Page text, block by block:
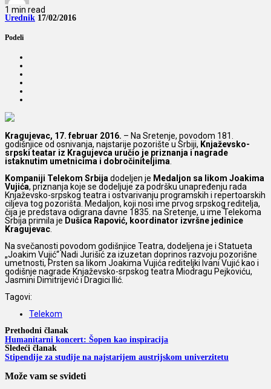
1 min read
Urednik 17/02/2016
Podeli
Kragujevac, 17. februar 2016. – Na Sretenje, povodom 181.
godišnjice od osnivanja, najstarije pozorište u Srbiji, Knjaževsko-
srpski teatar iz Kragujevca uručio je priznanja i nagrade
istaknutim umetnicima i dobročiniteljima
Kompaniji Telekom Srbija dodeljen je Medaljon sa likom Joakima
Vujića, priznanja koje se dodeljuje za podršku unapređenju rada
Knjaževsko-srpskog teatra i ostvarivanju programskih i repertoarskih
ciljeva tog pozorišta. Medaljon, koji nosi ime prvog srpskog reditelja,
čija je predstava odigrana davne 1835. na Sretenje, u ime Telekoma
Srbija primila je Dušica Rapović, koordinator izvršne jedinice
Kragujevac
Na svečanosti povodom godišnjice Teatra, dodeljena je i Statueta
„Joakim Vujić“ Nadi Jurišić za izuzetan doprinos razvoju pozorišne
umetnosti, Prsten sa likom Joakima Vujića rediteljki Ivani Vujić kao i
godišnje nagrade Knjaževsko-srpskog teatra Miodragu Pejkoviću,
Jasmini Dimitrijević i Dragici Ilić.
Tagovi:
Telekom
Prethodni članak
Humanitarni koncert: Šopen kao inspiracija
Sledeći članak
Stipendije za studije na najstarijem austrijskom univerzitetu
Može vam se svideti